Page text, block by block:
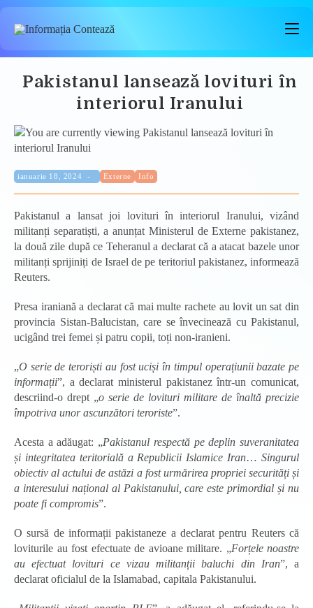
Skip
content
Pakistanul lansează lovituri în
interiorul Iranului
Publicat:
ianuarie 18, 2024 Categorie:
Externe Info
Pakistanul a lansat joi lovituri în interiorul Iranului, vizând
militanți separatiști, a anunțat Ministerul de Externe pakistanez,
la două zile după ce Teheranul a declarat că a atacat bazele unor
militanți sprijiniți de Israel de pe teritoriul pakistanez, informează
Reuters.
Presa iraniană a declarat că mai multe rachete au lovit un sat din
provincia Sistan-Balucistan, care se învecinează cu Pakistanul,
ucigând trei femei și patru copii, toți non-iranieni.
„O serie de teroriști au fost uciși în timpul operațiunii bazate pe
informații”, a declarat ministerul pakistanez într-un comunicat,
descriind-o drept „o serie de lovituri militare de înaltă precizie
împotriva unor ascunzători teroriste”.
Acesta a adăugat: „Pakistanul respectă pe deplin suveranitatea
și integritatea teritorială a Republicii Islamice Iran…Singurul
obiectiv al actului de astăzi a fost urmărirea propriei securități și
a interesului național al Pakistanului, care este primordial și nu
poate fi compromis”.
O sursă de informații pakistaneze a declarat pentru Reuters că
loviturile au fost efectuate de avioane militare. „Forțele noastre
au efectuat lovituri ce vizau militanții baluchi din Iran”, a
declarat oficialul de la Islamabad, capitala Pakistanului.